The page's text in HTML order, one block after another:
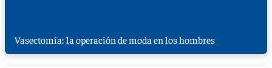
Vasectomía: la operación de moda en los hombres